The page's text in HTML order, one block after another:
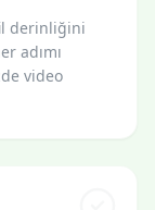
derinliğini
adımı
video